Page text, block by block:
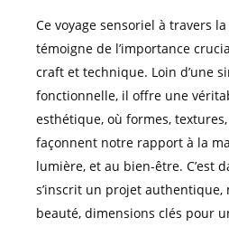
Ce voyage sensoriel à travers
témoigne de l’importance
craft et technique. Loin d’une
fonctionnelle, il offre une
esthétique, où formes,
façonnent notre rapport à la
lumière, et au bien-être. C’est
s’inscrit un projet
beauté, dimensions clés pour